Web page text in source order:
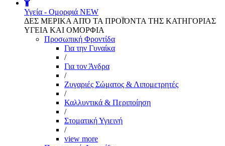
Υγεία - Ομορφιά NEW
ΔΕΣ ΜΕΡΙΚΑ ΑΠΌ ΤΑ ΠΡΟΪΌΝΤΑ ΤΗΣ ΚΑΤΗΓΟΡΙΑΣ
ΥΓΕΙΑ ΚΑΙ ΟΜΟΡΦΙΑ
Προσωπική Φροντίδα
Για την Γυναίκα
/
Για τον Άνδρα
/
Ζυγαριές Σώματος & Λιπομετρητές
/
Καλλυντικά & Περιποίηση
/
Στοματική Υγιεινή
/
view more